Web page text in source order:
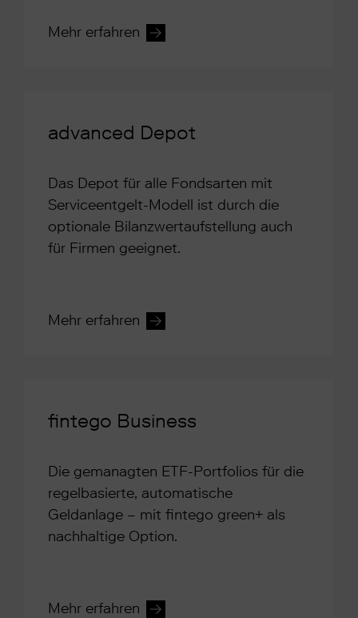
Mehr erfahren
advanced Depot
Das Depot für alle Fondsarten mit
Serviceentgelt-Modell ist durch die
optionale Bilanzwertaufstellung auch
für Firmen geeignet.
Mehr erfahren
fintego Business
Die gemanagten ETF-Portfolios für die
regelbasierte, automatische
Geldanlage – mit fintego green+ als
nachhaltige Option.
Mehr erfahren